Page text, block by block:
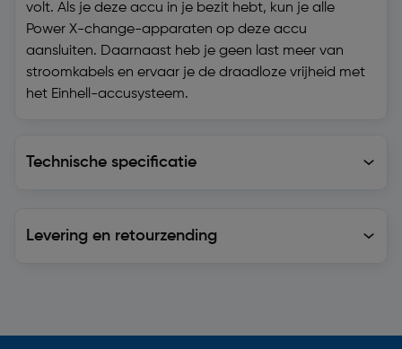
volt. Als je deze accu in je bezit hebt, kun je alle
Power X-change-apparaten op deze accu
aansluiten. Daarnaast heb je geen last meer van
stroomkabels en ervaar je de draadloze vrijheid met
het Einhell-accusysteem.
Technische specificatie
Levering en retourzending